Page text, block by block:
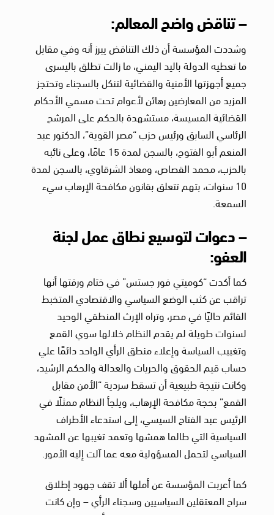
– تناقض واضح المعالم:
وشددت المؤسسة أن ذلك التناقض يبرز أنه وفي مقابل
ما تعطيه الدولة باليد اليمني، ما زالت تطلق باليسرى
جميع أجهزتها الأمنية والقضائية لتنكل بالسجناء وتحتجز
المزيد من المعارضين رهائن لأعوام تحت مسمي الأحكام
القضائية المسيسة، مستشهدة بالحكم على المرشح
الرئاسي السابق ورئيس حزب “مصر القوية”، الدكتور عبد
المنعم أبو الفتوح، بالسجن لمدة 15 عامًا، وعلى نائبه
بالحزب، محمد القصاص، ومعاذ الشرقاوي، بالسجن لمدة
10 سنوات، بتهم تتعلق بقانون مكافحة الإرهاب سيء
السمعة.
– دعوات لتوسيع نطاق عمل لجنة
العفو:
كما أكدت “كوميتي فور جستس” في ختام ورقتها أنها
تراقب عن كثب الوضع السياسي والاقتصادي المتخبط
القائم حاليًا في مصر، وتراه الإرث المنطقي الوحيد
لسنوات طويلة لم يقدم النظام خلالها سوي القمع
وتغييب السياسة وإعلاء منطق الرأي الواحد دائمًا علي
حساب قيم الحقوق والحريات والعدالة والحكم الرشيد،
وكانت نتيجة طبيعية أن تسقط سردية “الأمن مقابل
القمع” بحجة مكافحة الإرهاب، ويلجأ النظام ممثلًا في
الرئيس عبد الفتاح السيسي، إلى استدعاء الأطراف
السياسية التي طالما همشها وتعمد تغيبها عن المشهد
السياسي لتحمل المسؤولية معه عما آلت إليه الأمور.
كما أعربت المؤسسة عن أملها ألا تقف جهود إطلاق
سراح المعتقلين السياسيين وسجناء الرأي – وإن كانت